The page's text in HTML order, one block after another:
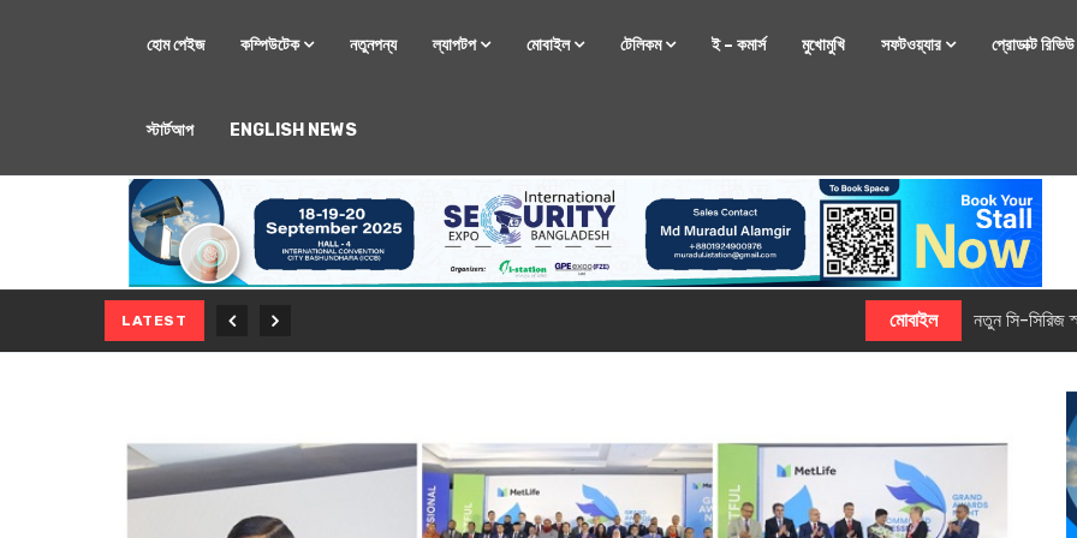
হোম পেইজ কম্পিউটেক নতুনপন্য ল্যাপটপ মোবাইল টেলিকম ই – কমার্স মুখোমুখি সফটওয়্যার প্রোডাক্ট রিভিউ
স্টার্টআপ ENGLISH NEWS
LATEST